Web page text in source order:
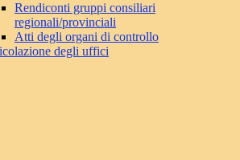
Rendiconti gruppi consiliari
regionali/provinciali
Atti degli organi di controllo
degli uffici